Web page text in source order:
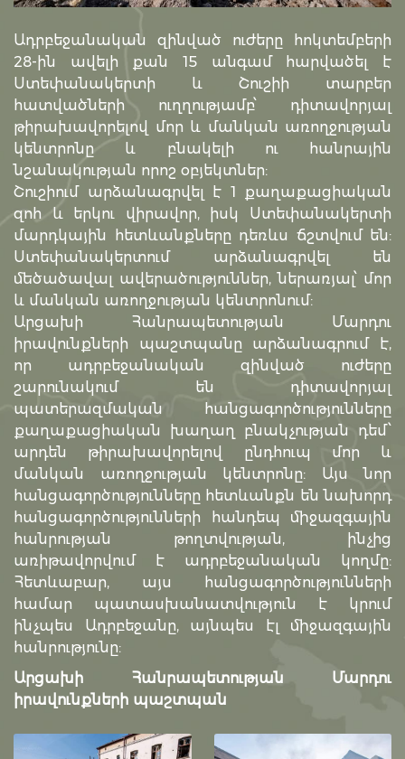
Ադրբեջանական զինված ուժերը հոկտեմբերի
28-ին ավելի քան 15 անգամ հարվածել է
Ստեփանակերտի և Շուշիի տարբեր
հատվածների ուղղությամբ՝ դիտավորյալ
թիրախավորելով մոր և մանկան առողջության
կենտրոնը և բնակելի ու հանրային
նշանակության որոշ օբյեկտներ:
Շուշիում արձանագրվել է 1 քաղաքացիական
զոհ և երկու վիրավոր, իսկ Ստեփանակերտի
մարդկային հետևանքները դեռևս ճշտվում են:
Ստեփանակերտում արձանագրվել են
մեծածավալ ավերածություններ, ներառյալ՝ մոր
և մանկան առողջության կենտրոնում:
Արցախի Հանրապետության Մարդու
իրավունքների պաշտպանը արձանագրում է,
որ ադրբեջանական զինված ուժերը
շարունակում են դիտավորյալ
պատերազմական հանցագործությունները
քաղաքացիական խաղաղ բնակչության դեմ՝
արդեն թիրախավորելով ընդհուպ մոր և
մանկան առողջության կենտրոնը: Այս նոր
հանցագործությունները հետևանքն են նախորդ
հանցագործությունների հանդեպ միջազգային
հանրության թողտվության, ինչից
առիթավորվում է ադրբեջանական կողմը:
Հետևաբար, այս հանցագործությունների
համար պատասխանատվություն է կրում
ինչպես Ադրբեջանը, այնպես էլ միջազգային
հանրությունը:
Արցախի Հանրապետության Մարդու
իրավունքների պաշտպան